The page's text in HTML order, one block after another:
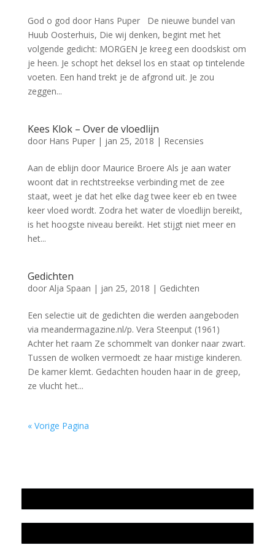
God o god door Hans Puper De nieuwe bundel van
Huub Oosterhuis, Die wij denken, begint met het
volgende gedicht: MORGEN Je kreeg een doodskist om
je heen. Je schopt het deksel los en staat op tintelende
voeten. Een hand trekt je de afgrond uit. Je zou
zeggen...
Kees Klok – Over de vloedlijn
door Hans Puper| jan 25, 2018 | Recensies
Aan de eblijn door Maurice Broere Als je aan water
woont dat in rechtstreekse verbinding met de zee
staat, weet je dat het elke dag twee keer eb en twee
keer vloed wordt. Zodra het water de vloedlijn bereikt,
is het hoogste niveau bereikt. Het stijgt niet meer en
het...
Gedichten
door Alja Spaan | jan 25, 2018 | Gedichten
Een selectie uit de gedichten die werden aangeboden
via meandermagazine.nl/p. Vera Steenput (1961)
Achter het raam Ze schommelt van donker naar zwart.
Tussen de wolken vermoedt ze haar mistige kinderen.
De kamer klemt. Gedachten houden haar in de greep,
ze vlucht het...
« Vorige Pagina